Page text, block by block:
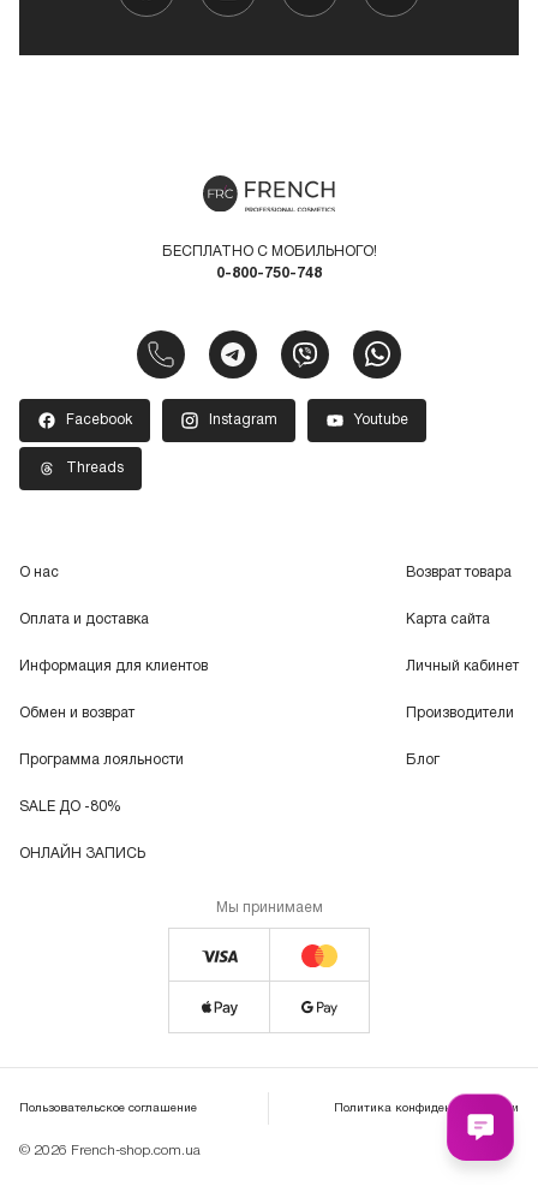
БЕСПЛАТНО С МОБИЛЬНОГО!
0-800-750-748
Facebook Instagram Youtube
Threads
О нас
Оплата и доставка
Информация для клиентов
Обмен и возврат
Программа лояльности
SALE ДО -80%
ОНЛАЙН ЗАПИСЬ
Возврат товара
Карта сайта
Личный кабинет
Производители
Блог
Мы принимаем
© 2026 French-shop.com.ua
Пользовательское соглашение Политика конфиденциальности